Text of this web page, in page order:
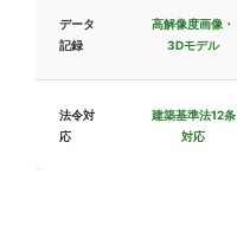
データ
記録
高解像度画像・
3Dモデル
法令対
応
建築基準法12条
対応